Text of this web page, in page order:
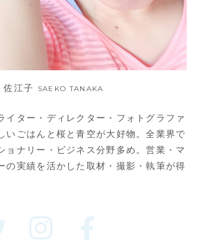
佐江子 SAEKO TANAKA
イター・ディレクター・フォトグラファ
いごはんと桜と青空が大好物。全業界で
ョナリー・ビジネス分野多め。営業・マ
の実績を活かした取材・撮影・執筆が得